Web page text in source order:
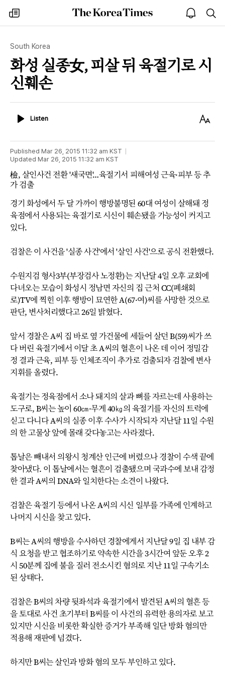
my
times
The
Korea
open
notice
South Korea
화성 실종女, 피살 뒤 육절기로 시
신훼손
ListenListen
Text
Published Mar 26, 2015 11:32 am KST
Updated Mar 26, 2015 11:32 am KST
檢, 살인사건 전환 '새국면'…육절기서 피해여성 근육·피부 등 추
가 검출
경기 화성에서 두 달 가까이 행방불명된 60대 여성이 살해돼 정
육점에서 사용되는 육절기로 시신이 훼손됐을 가능성이 커지고
있다.
검찰은 이 사건을 '실종 사건'에서 '살인 사건'으로 공식 전환했다.
수원지검 형사3부(부장검사 노정환)는 지난달 4일 오후 교회에
다녀오는 모습이 화성시 정남면 자신의 집 근처 CC(폐쇄회
로)TV에 찍힌 이후 행방이 묘연한 A(67·여)씨를 사망한 것으로
판단, 변사처리했다고 26일 밝혔다.
앞서 경찰은 A씨 집 바로 옆 가건물에 세들어 살던 B(59)씨가 쓰
다 버린 육절기에서 이달 초 A씨의 혈흔이 나온 데 이어 정밀감
정 결과 근육, 피부 등 인체조직이 추가로 검출되자 검찰에 변사
지휘를 올렸다.
육절기는 정육점에서 소나 돼지의 살과 뼈를 자르는데 사용하는
도구로, B씨는 높이 60㎝·무게 40㎏의 육절기를 자신의 트럭에
싣고 다니다 A씨의 실종 이후 수사가 시작되자 지난달 11일 수원
의 한 고물상 앞에 몰래 갖다놓고는 사라졌다.
톱날은 빼내서 의왕시 청계산 인근에 버렸으나 경찰이 수색 끝에
찾아냈다. 이 톱날에서는 혈흔이 검출됐으며 국과수에 보내 감정
한 결과 A씨의 DNA와 일치한다는 소견이 나왔다.
검찰은 육절기 등에서 나온 A씨의 시신 일부를 가족에 인계하고
나머지 시신을 찾고 있다.
B씨는 A씨의 행방을 수사하던 경찰에게서 지난달 9일 집 내부 감
식 요청을 받고 협조하기로 약속한 시간을 3시간여 앞둔 오후 2
시 50분께 집에 불을 질러 전소시킨 혐의로 지난 11일 구속기소
된 상태다.
검찰은 B씨의 차량 뒷좌석과 육절기에서 발견된 A씨의 혈흔 등
을 토대로 사건 초기부터 B씨를 이 사건의 유력한 용의자로 보고
있지만 시신을 비롯한 확실한 증거가 부족해 일단 방화 혐의만
적용해 재판에 넘겼다.
하지만 B씨는 살인과 방화 혐의 모두 부인하고 있다.